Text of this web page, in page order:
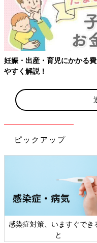
妊娠・出産・育児にかかる
やすく解説！
ピックアップ
感染症対策、いますぐでき
と